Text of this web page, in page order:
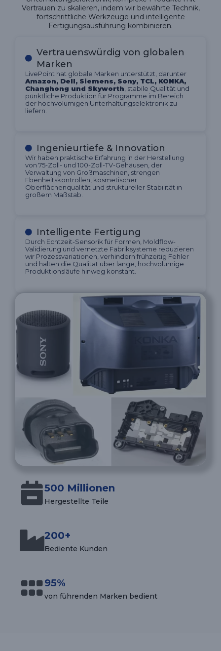
Vertrauen zu skalieren, indem wir bewährte Technik,
fortschrittliche Werkzeuge und intelligente
Fertigungsausführung kombinieren.
Vertrauenswürdig von globalen
Marken
LivePoint hat globale Marken unterstützt, darunter
Amazon, Dell, Siemens, Sony, TCL, KONKA,
Changhong und Skyworth , stabile Qualität und
pünktliche Produktion für Programme im Bereich
der hochvolumigen Unterhaltungselektronik zu
liefern.
Ingenieurtiefe & Innovation
Wir haben praktische Erfahrung in der Herstellung
von 75-Zoll- und 100-Zoll-TV-Gehäusen, der
Verwaltung von Großmaschinen, strengen
Ebenheitskontrollen, kosmetischer
Oberflächenqualität und struktureller Stabilität in
großem Maßstab.
Intelligente Fertigung
Durch Echtzeit-Sensorik für Formen, Moldflow-
Validierung und vernetzte Fabriksysteme reduzieren
wir Prozessvariationen, verhindern frühzeitig Fehler
und halten die Qualität über lange, hochvolumige
Produktionsläufe hinweg konstant.
500 Millionen
Hergestellte Teile
200+
Bediente Kunden
95%
von führenden Marken bedient